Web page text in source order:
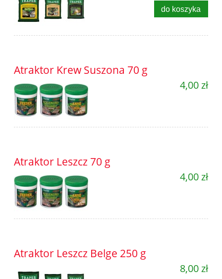
do koszyka
Atraktor Krew Suszona 70 g
4,00 zł
Atraktor Leszcz 70 g
4,00 zł
Atraktor Leszcz Belge 250 g
8,00 zł